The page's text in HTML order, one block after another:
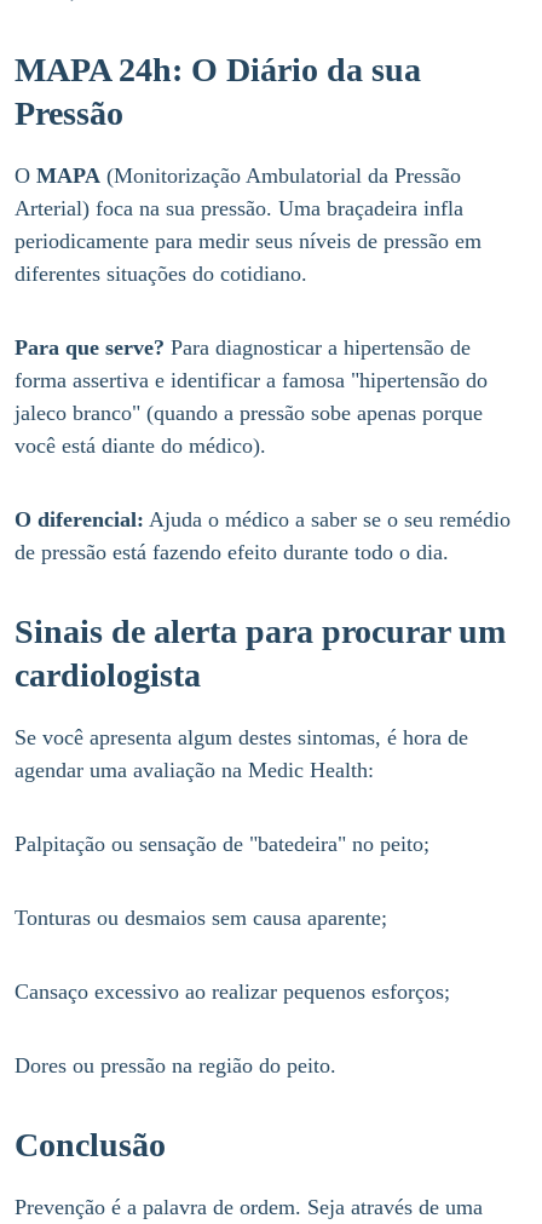
MAPA 24h: O Diário da sua
Pressão
O MAPA (Monitorização Ambulatorial da Pressão
Arterial) foca na sua pressão. Uma braçadeira infla
periodicamente para medir seus níveis de pressão em
diferentes situações do cotidiano.
Para que serve? Para diagnosticar a hipertensão de
forma assertiva e identificar a famosa "hipertensão do
jaleco branco" (quando a pressão sobe apenas porque
você está diante do médico).
O diferencial: Ajuda o médico a saber se o seu remédio
de pressão está fazendo efeito durante todo o dia.
Sinais de alerta para procurar um
cardiologista
Se você apresenta algum destes sintomas, é hora de
agendar uma avaliação na Medic Health:
Palpitação ou sensação de "batedeira" no peito;
Tonturas ou desmaios sem causa aparente;
Cansaço excessivo ao realizar pequenos esforços;
Dores ou pressão na região do peito.
Conclusão
Prevenção é a palavra de ordem. Seja através de uma